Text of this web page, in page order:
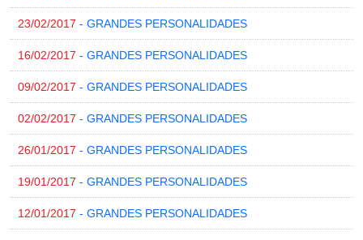
23/02/2017 - GRANDES PERSONALIDADES
16/02/2017 - GRANDES PERSONALIDADES
09/02/2017 - GRANDES PERSONALIDADES
02/02/2017 - GRANDES PERSONALIDADES
26/01/2017 - GRANDES PERSONALIDADES
19/01/2017 - GRANDES PERSONALIDADES
12/01/2017 - GRANDES PERSONALIDADES